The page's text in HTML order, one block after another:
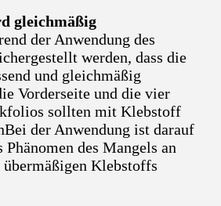
gleichmäßig
der Anwendung des
werden, dass die
und gleichmäßig
Vorderseite und die vier
sollten mit Klebstoff
der Anwendung ist darauf
Phänomen des Mangels an
Klebstoffs